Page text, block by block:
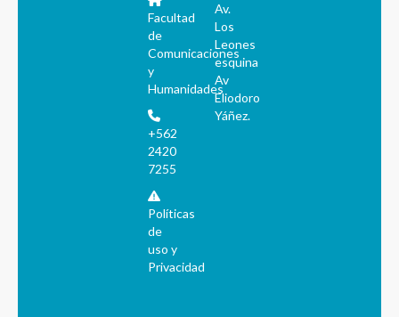
Facultad
de
Comunicaciones
y
Humanidades
+562
2420
7255
Políticas
de
uso y
Privacidad
Av.
Los
Leones
esquina
Av
Eliodoro
Yáñez.